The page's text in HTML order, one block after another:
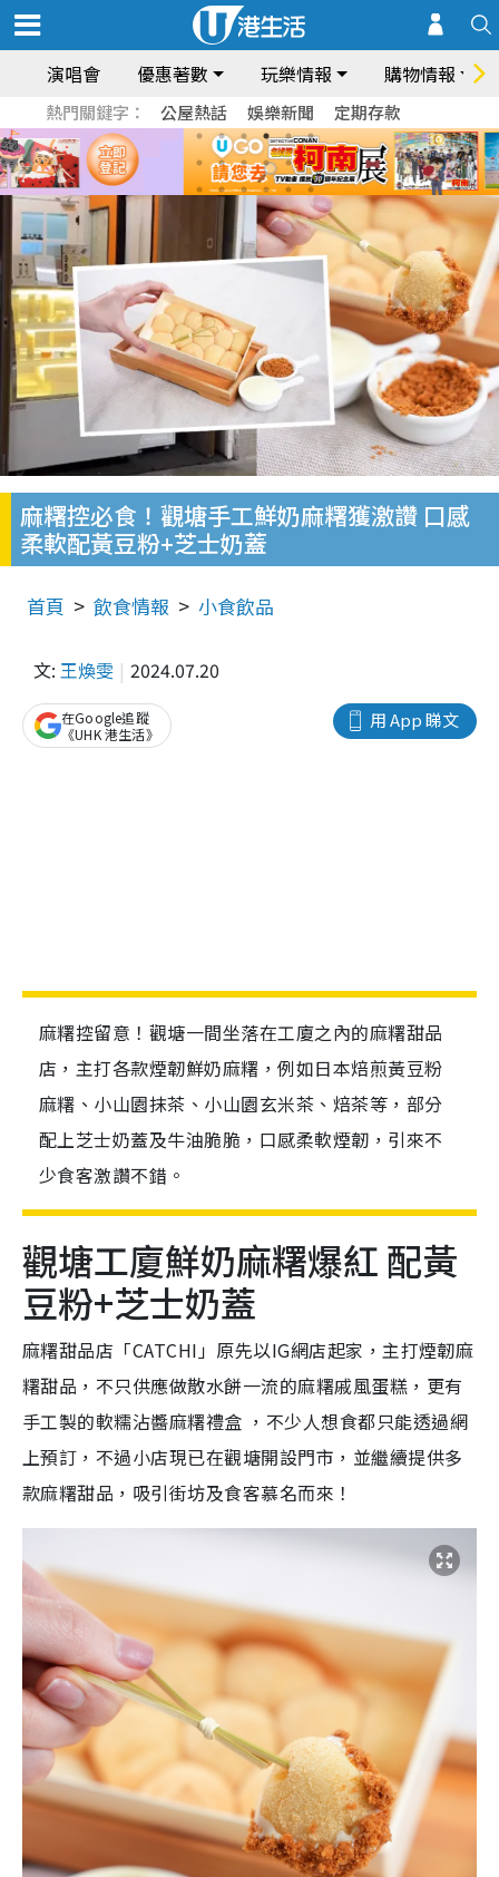
演唱會 優惠著數 玩樂情報 購物情報
熱門關鍵字： 公屋熱話 娛樂新聞 定期存款
麻糬控必食！觀塘手工鮮奶麻糬獲激讚 口感
柔軟配黃豆粉+芝士奶蓋
首頁 飲食情報 小食飲品
文: 王煥雯 2024.07.20
用 App 睇文
在Google追蹤
《UHK 港生活》
麻糬控留意！觀塘一間坐落在工廈之內的麻糬甜品
店，主打各款煙韌鮮奶麻糬，例如日本焙煎黃豆粉
麻糬、小山園抹茶、小山園玄米茶、焙茶等，部分
配上芝士奶蓋及牛油脆脆，口感柔軟煙韌，引來不
少食客激讚不錯。
觀塘工廈鮮奶麻糬爆紅 配黃
豆粉+芝士奶蓋
麻糬甜品店「CATCHI」原先以IG網店起家，主打煙韌麻
糬甜品，不只供應做散水餅一流的麻糬戚風蛋糕，更有
手工製的軟糯沾醬麻糬禮盒 ，不少人想食都只能透過網
上預訂，不過小店現已在觀塘開設門市，並繼續提供多
款麻糬甜品，吸引街坊及食客慕名而來！